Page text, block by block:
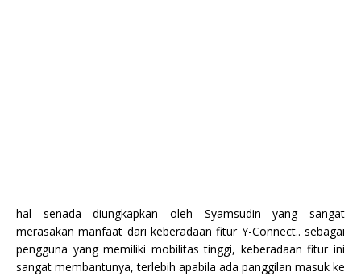
hal senada diungkapkan oleh Syamsudin yang sangat
merasakan manfaat dari keberadaan fitur Y-Connect.. sebagai
pengguna yang memiliki mobilitas tinggi, keberadaan fitur ini
sangat membantunya, terlebih apabila ada panggilan masuk ke